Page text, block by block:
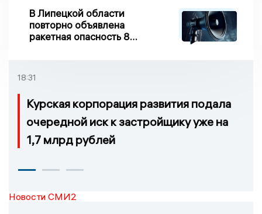
В Липецкой области
повторно объявлена
ракетная опасность 8
18:31
Курская корпорация развития подала
очередной иск к застройщику уже на
1,7 млрд рублей
Новости СМИ2